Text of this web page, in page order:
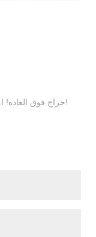
حراج فوق العاده! امروز 3 کانتینر به کشورهای مختلف ارسال شد!